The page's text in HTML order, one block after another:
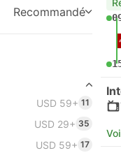
Recommandé
USD 59+ 11
USD 29+ 35
USD 59+ 17